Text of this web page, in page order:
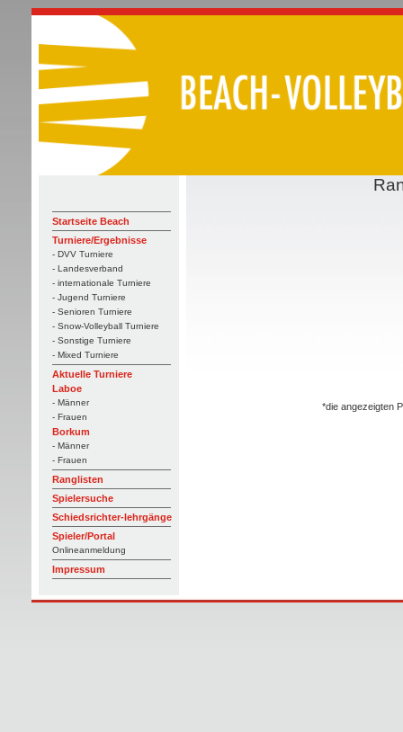
Startseite Beach
Turniere/Ergebnisse
- DVV Turniere
- Landesverband
- internationale Turniere
- Jugend Turniere
- Senioren Turniere
- Snow-Volleyball Turniere
- Sonstige Turniere
- Mixed Turniere
Aktuelle Turniere
Laboe
- Männer
- Frauen
Borkum
- Männer
- Frauen
Ranglisten
Spielersuche
Schiedsrichter-lehrgänge
Spieler/Portal
Onlineanmeldung
Impressum
*die angezeigten